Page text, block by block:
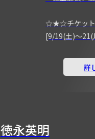
☆★☆チケッ
[9/19(土)～
詳
徳永英明